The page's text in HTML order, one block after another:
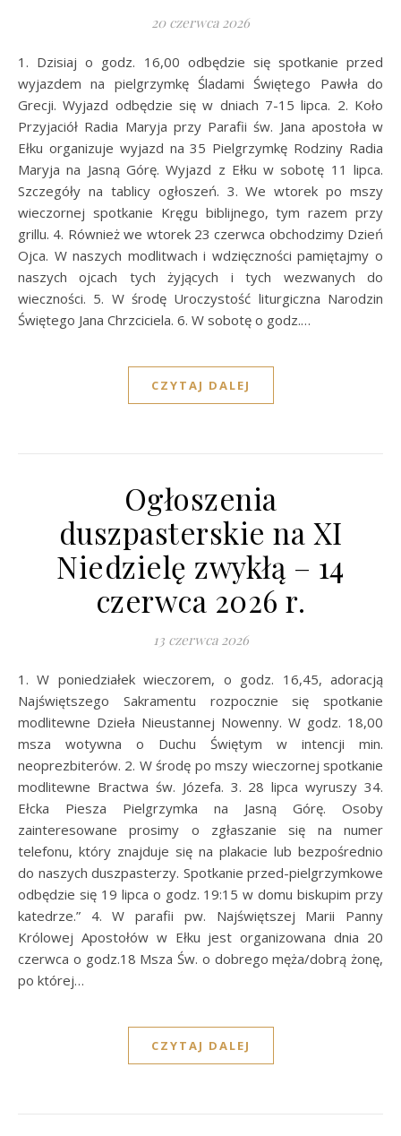
20 czerwca 2026
1. Dzisiaj o godz. 16,00 odbędzie się spotkanie przed
wyjazdem na pielgrzymkę Śladami Świętego Pawła do
Grecji. Wyjazd odbędzie się w dniach 7-15 lipca. 2. Koło
Przyjaciół Radia Maryja przy Parafii św. Jana apostoła w
Ełku organizuje wyjazd na 35 Pielgrzymkę Rodziny Radia
Maryja na Jasną Górę. Wyjazd z Ełku w sobotę 11 lipca.
Szczegóły na tablicy ogłoszeń. 3. We wtorek po mszy
wieczornej spotkanie Kręgu biblijnego, tym razem przy
grillu. 4. Również we wtorek 23 czerwca obchodzimy Dzień
Ojca. W naszych modlitwach i wdzięczności pamiętajmy o
naszych ojcach tych żyjących i tych wezwanych do
wieczności. 5. W środę Uroczystość liturgiczna Narodzin
Świętego Jana Chrzciciela. 6. W sobotę o godz.…
CZYTAJ DALEJ
Ogłoszenia
duszpasterskie na XI
Niedzielę zwykłą – 14
czerwca 2026 r.
13 czerwca 2026
1. W poniedziałek wieczorem, o godz. 16,45, adoracją
Najświętszego Sakramentu rozpocznie się spotkanie
modlitewne Dzieła Nieustannej Nowenny. W godz. 18,00
msza wotywna o Duchu Świętym w intencji min.
neoprezbiterów. 2. W środę po mszy wieczornej spotkanie
modlitewne Bractwa św. Józefa. 3. 28 lipca wyruszy 34.
Ełcka Piesza Pielgrzymka na Jasną Górę. Osoby
zainteresowane prosimy o zgłaszanie się na numer
telefonu, który znajduje się na plakacie lub bezpośrednio
do naszych duszpasterzy. Spotkanie przed-pielgrzymkowe
odbędzie się 19 lipca o godz. 19:15 w domu biskupim przy
katedrze.” 4. W parafii pw. Najświętszej Marii Panny
Królowej Apostołów w Ełku jest organizowana dnia 20
czerwca o godz.18 Msza Św. o dobrego męża/dobrą żonę,
po której…
CZYTAJ DALEJ